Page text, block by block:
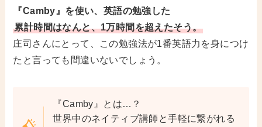
『Camby』を使い、英語の勉強した
累計時間はなんと、1万時間を超えたそう。
庄司さんにとって、この勉強法が1番英語力を身につけ
たと言っても間違いないでしょう。
『Camby』とは…？
世界中のネイティブ講師と手軽に繋がれる